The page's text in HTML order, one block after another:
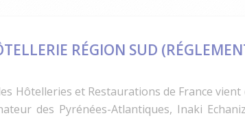
RÉGION SUD
Hôtelleries et Restaurations de France
des Pyrénées-Atlantiques, Inaki